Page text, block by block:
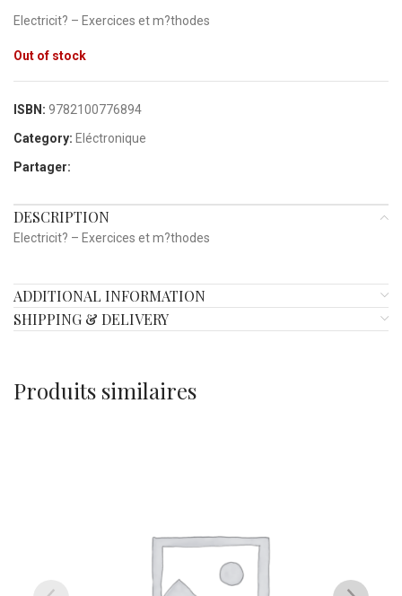
Electricit? – Exercices et m?thodes
Out of stock
ISBN: 9782100776894
Category: Eléctronique
Partager:
DESCRIPTION
Electricit? – Exercices et m?thodes
ADDITIONAL INFORMATION
SHIPPING & DELIVERY
Produits similaires